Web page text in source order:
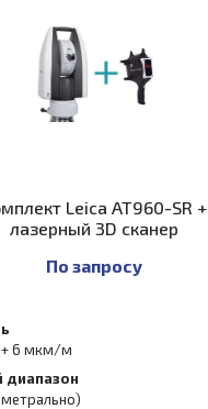
Leica AT960-SR +
лазерный 3D сканер
По запросу
+ 6 мкм/м
диапазон